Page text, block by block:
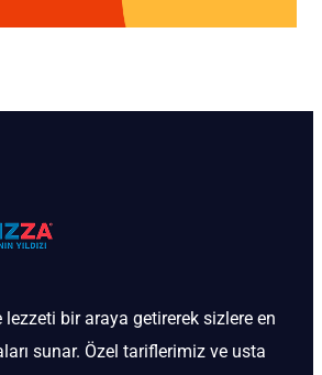
bir araya getirerek sizlere en
sunar. Özel tariflerimiz ve usta